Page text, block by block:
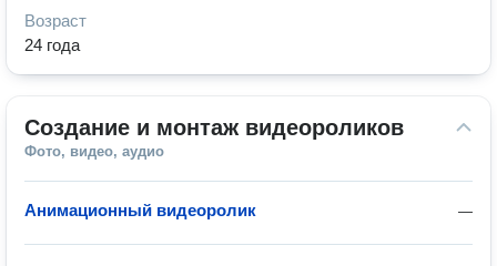
Возраст
24 года
Создание и монтаж видеороликов
Фото, видео, аудио
—
Анимационный видеоролик